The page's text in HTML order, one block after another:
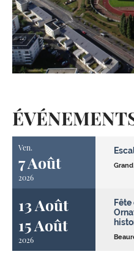
Ven.
7 Août
2026
13 Août
15 Août
2026